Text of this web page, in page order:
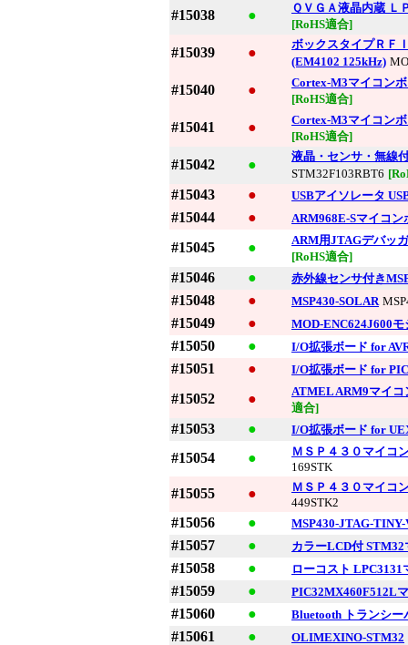
#15038 ●
ＱＶＧＡ液晶内蔵 Ｌ
[RoHS適合]
#15039 ●
ボックスタイプＲＦ
(EM4102 125kHz)
#15040 ●
Cortex-M3マイコン
[RoHS適合]
#15041 ●
Cortex-M3マイコン
[RoHS適合]
#15042 ●
液晶・センサ・無線
STM32F103RBT6
#15043 ● USBアイソレータ
#15044 ● ARM968E-Sマイコン
#15045 ●
ARM用JTAGデバッ
[RoHS適合]
#15046 ● 赤外線センサ付き
#15048 ● MSP430-SOLAR
#15049 ● MOD-ENC624J600モ
#15050 ● I/O拡張ボード for
#15051 ● I/O拡張ボード for PIC
#15052 ●
ATMEL ARM9マイコ
適合]
#15053 ● I/O拡張ボード for
#15054 ●
ＭＳＰ４３０マイコ
169STK
#15055 ●
ＭＳＰ４３０マイコ
449STK2
#15056 ● MSP430-JTAG-TINY-
#15057 ● カラーLCD付
#15058 ● ローコスト LPC3131
#15059 ● PIC32MX460F512L
#15060 ● Bluetooth トランシー
#15061 ● OLIMEXINO-STM32